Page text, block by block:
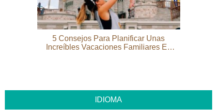
5 Consejos Para Planificar Unas
Increíbles Vacaciones Familiares En